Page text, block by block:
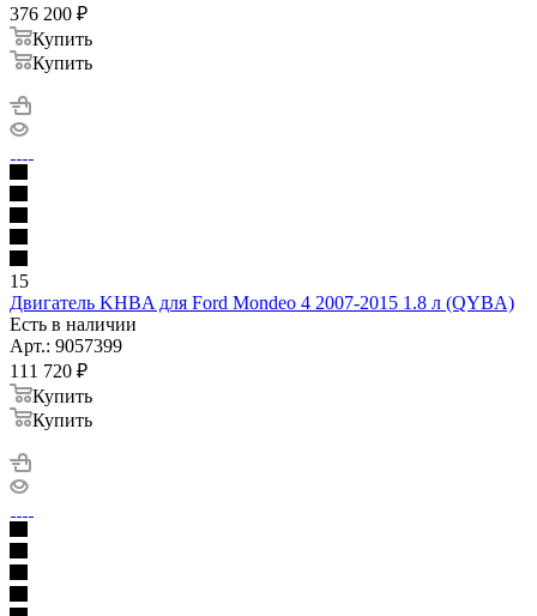
376 200 ₽
Купить
Купить
15
Двигатель KHBA для Ford Mondeo 4 2007-2015 1.8 л (QYBA)
Есть в наличии
Арт.: 9057399
111 720 ₽
Купить
Купить